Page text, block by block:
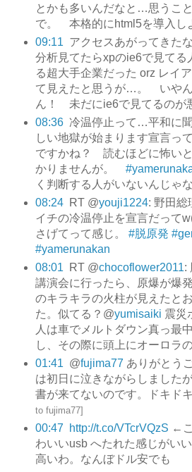
とかも多いんだなと…思うこ
で。 本格的にhtml5を導入し
09:11 アクセスあがってきた
分析見てたらxpのie6で見てる
る超大手企業だった orz レイ
て見えたと思うが…。 いや
ん！ 未だにie6で見てるのが
08:36 冷温停止って…平和に
しい地獄が始まります宣言っ
ですかね？ 読むほどに怖い
かりませんが。
く判断する人がいないんじゃ
08:24
RT @youji1224: 野田総
イチの冷温停止を宣言だって
さげてって感じ。 #脱原発
#yamerunakan
08:01
RT @chocoflower2011:
講演会に行ったら、原爆が爆
のキラキラの火柱が見えたと
た。似てる？@yumisaiki 震災
人は車でメルトダウン真っ最
し、その際に頭上にオーロラ
01:41 @fujima77 ありがとう
は初日に泣きながらしまし
書が来てないのです。ドキドキ
to fujima77]
00:47 http://t.co/VTcrVQzS ←
わいいusb へたれた感じがい
高いわ。なんぼドル安でも